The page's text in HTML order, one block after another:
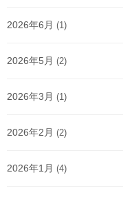
2026年6月 (1)
2026年5月 (2)
2026年3月 (1)
2026年2月 (2)
2026年1月 (4)